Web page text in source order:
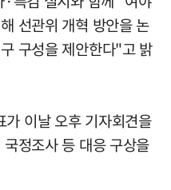
선관위 개혁 방안을 논
구성을 제안한다"고 밝
이날 오후 기자회견을
정조사 등 대응 구상을